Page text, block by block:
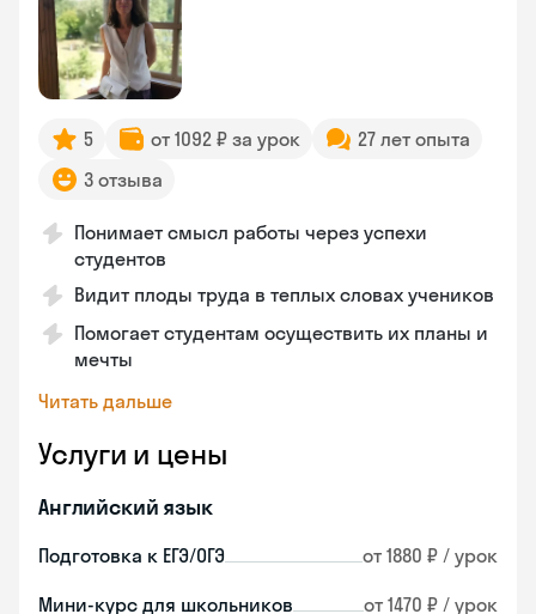
5 от 1092 ₽ за урок
27 лет опыта
3 отзыва
Понимает смысл работы через успехи
студентов
Видит плоды труда в теплых словах учеников
Помогает студентам осуществить их планы и
мечты
Читать дальше
Услуги и цены
Английский язык
Подготовка к ЕГЭ/ОГЭ от 1880 ₽ / урок
Мини-курс для школьников от 1470 ₽ / урок